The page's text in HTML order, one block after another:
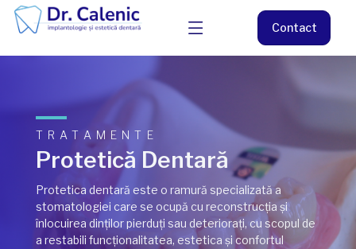
Contact
TRATAMENTE
Protetică Dentară
Protetica dentară este o ramură specializată a
stomatologiei care se ocupă cu reconstrucția și
înlocuirea dinților pierduți sau deteriorați, cu scopul de
a restabili funcționalitatea, estetica și confortul